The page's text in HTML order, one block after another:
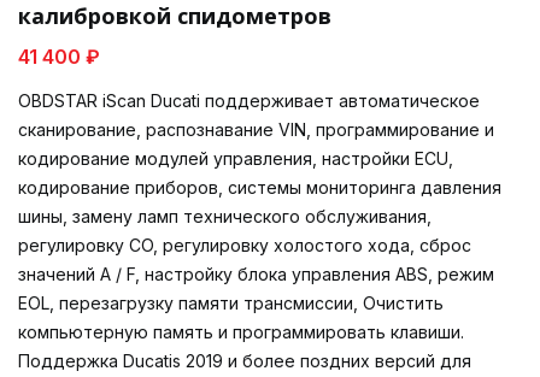
калибровкой спидометров
41 400 ₽
OBDSTAR iScan Ducati поддерживает автоматическое
сканирование, распознавание VIN, программирование и
кодирование модулей управления, настройки ECU,
кодирование приборов, системы мониторинга давления
шины, замену ламп технического обслуживания,
регулировку CO, регулировку холостого хода, сброс
значений A / F, настройку блока управления ABS, режим
EOL, перезагрузку памяти трансмиссии, Очистить
компьютерную память и программировать клавиши.
Поддержка Ducatis 2019 и более поздних версий для